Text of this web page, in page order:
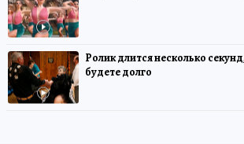
Ролик длится несколько
будете долго